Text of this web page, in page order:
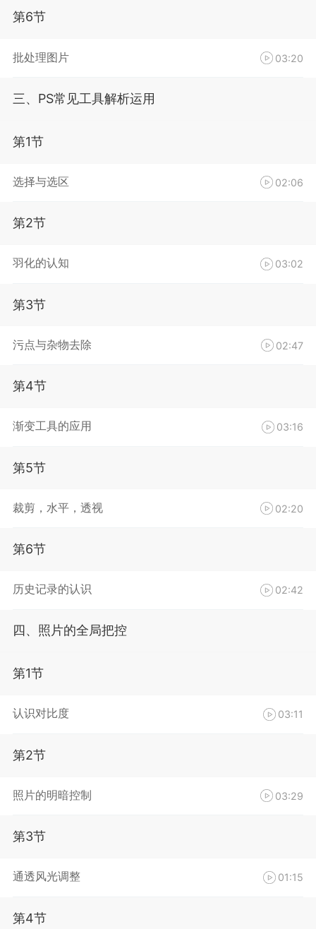
第6节
批处理图片 03:20
三、PS常见工具解析运用
第1节
选择与选区 02:06
第2节
羽化的认知 03:02
第3节
污点与杂物去除 02:47
第4节
渐变工具的应用 03:16
第5节
裁剪，水平，透视 02:20
第6节
历史记录的认识 02:42
四、照片的全局把控
第1节
认识对比度 03:11
第2节
照片的明暗控制 03:29
第3节
通透风光调整 01:15
第4节